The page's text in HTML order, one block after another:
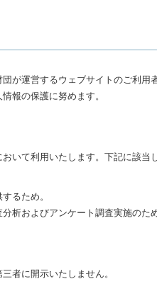
が運営するウェブサイトのご利
報の保護に努めます。
いて利用いたします。下記に該
るため。
析およびアンケート調査実施のため
者に開示いたしません。